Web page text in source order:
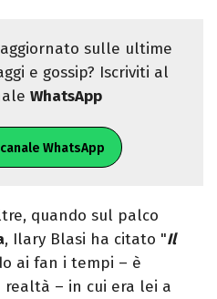
sulle ultime
e gossip? Iscriviti al
WhatsApp
WhatsApp
quando sul palco
, Ilary Blasi ha citato "Il
ai fan i tempi – è
– in cui era lei a